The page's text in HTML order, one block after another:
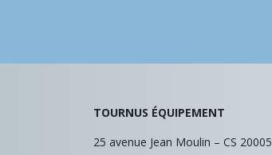
TOURNUS ÉQUIPEMENT
25 avenue Jean Moulin – CS 20005